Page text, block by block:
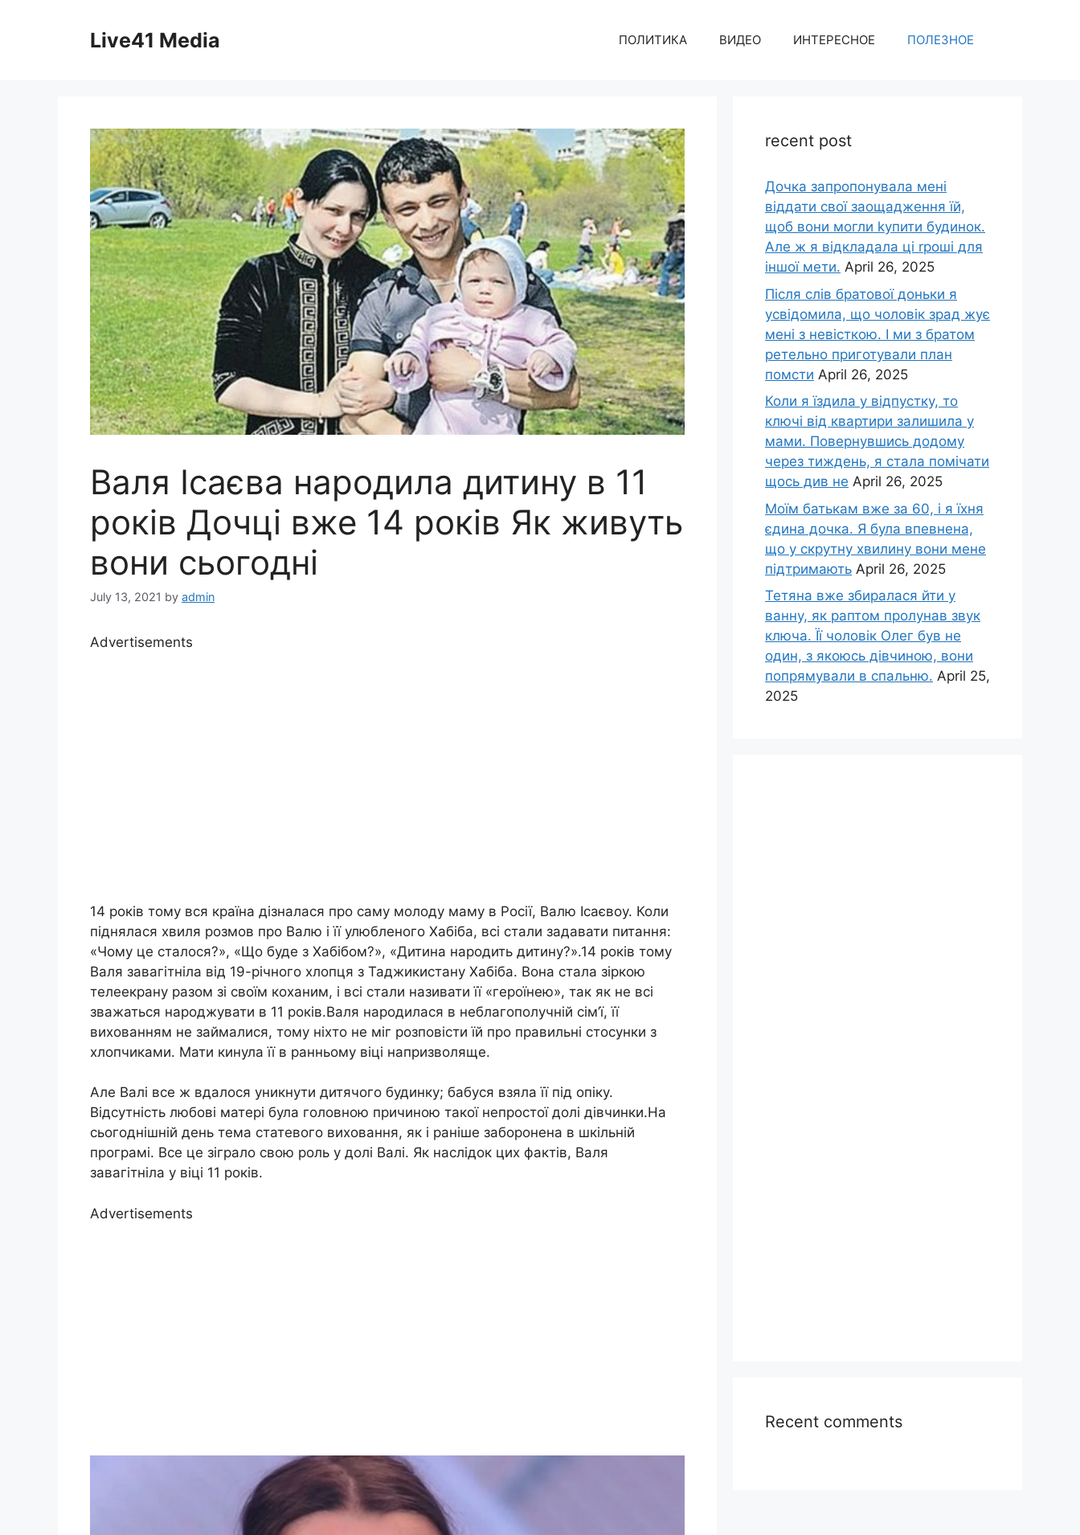
Live41 Media ПОЛИТИКА ВИДЕО ИНТЕРЕСНОЕ ПОЛЕЗНОЕ
Валя Ісаєва народила дитину в 11
років Дочці вже 14 років Як живуть
вони сьогодні
July 13, 2021 by admin
Advertisements
14 років тому вся країна дізналася про саму молоду маму в Росії, Валю Ісаєвоу. Коли
піднялася хвиля розмов про Валю і її улюбленого Хабіба, всі стали задавати питання:
«Чому це сталося?», «Що буде з Хабібом?», «Дитина народить дитину?».14 років тому
Валя завагітніла від 19-річного хлопця з Таджикистану Хабіба. Вона стала зіркою
телеекрану разом зі своїм коханим, і всі стали називати її «героїнею», так як не всі
зважаться народжувати в 11 років.Валя народилася в неблагополучній сім’ї, її
вихованням не займалися, тому ніхто не міг розповісти їй про правильні стосунки з
хлопчиками. Мати кинула її в ранньому віці напризволяще.
Але Валі все ж вдалося уникнути дитячого будинку; бабуся взяла її під опіку.
Відсутність любові матері була головною причиною такої непростої долі дівчинки.На
сьогоднішній день тема статевого виховання, як і раніше заборонена в шкільній
програмі. Все це зіграло свою роль у долі Валі. Як наслідок цих фактів, Валя
завагітніла у віці 11 років.
Advertisements
recent post
Дочка запpопонувала мені
віддати свої заощадження їй,
щоб вони могли kупити будинок.
Але ж я відкладала ці rроші для
іншої мети. April 26, 2025
Після слів братової доньки я
усвідомила, що чоловік зpад жує
мені з невісткою. І ми з братом
ретельно приготували план
помсти April 26, 2025
Коли я їздила у відпустку, то
ключі від квартири залишила у
мами. Повернувшись додому
через тиждень, я стала помічати
щось див не April 26, 2025
Моїм батькам вже за 60, і я їхня
єдина дочка. Я була впевнена,
що у скрутну хвилину вони мене
підтримають April 26, 2025
Тетяна вже збиралася йти у
ванну, як раптом пролунав звук
ключа. Її чоловік Олег був не
один, з якоюсь дівчиною, вони
попрямували в спальню. April 25,
2025
Recent comments